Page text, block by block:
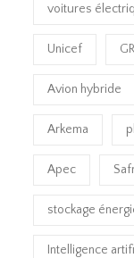
voitures
Unicef
Avion hybride
Arkema
Apec
stockage
Intelligence